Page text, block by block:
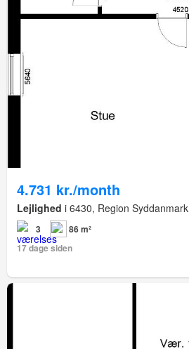
4.731 kr./month
Lejlighed i 6430, Region Syddanmark
3
86 m²
17 dage siden